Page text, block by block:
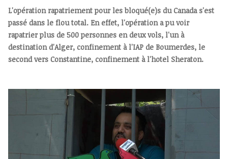
L'opération rapatriement pour les bloqué(e)s du Canada s'est
passé dans le flou total. En effet, l'opération a pu voir
rapatrier plus de 500 personnes en deux vols, l'un à
destination d'Alger, confinement à l'IAP de Boumerdes, le
second vers Constantine, confinement à l'hotel Sheraton.